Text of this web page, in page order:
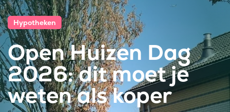
Hypotheken
Open Huizen Dag
2026: dit moet je
weten als koper